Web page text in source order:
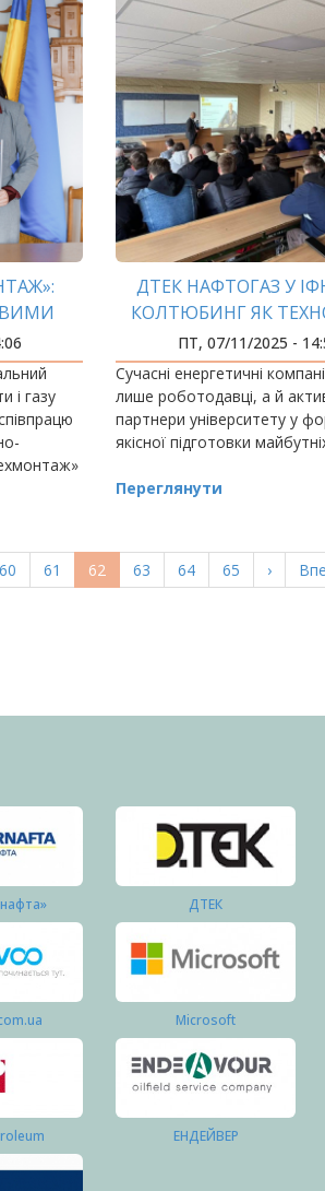
і газу
ДТЕК НАФТОГАЗ У
КОЛТЮБИНГ ЯК
ПТ, 07/11/2025 -
Сучасні енергетичні
лише роботодавці, а й
партнери університету у
якісної підготовки
Переглянути
Page
60 Page
61
Поточна
сторінка
62 Page
63 Page
64 Page
65 ›
ДТЕК
Microsoft
ЕНДЕЙВЕР